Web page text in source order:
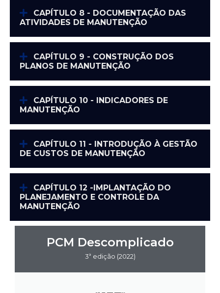
CAPÍTULO 8 - DOCUMENTAÇÃO DAS
ATIVIDADES DE MANUTENÇÃO
CAPÍTULO 9 - CONSTRUÇÃO DOS
PLANOS DE MANUTENÇÃO
CAPÍTULO 10 - INDICADORES DE
MANUTENÇÃO
CAPÍTULO 11 - INTRODUÇÃO À GESTÃO
DE CUSTOS DE MANUTENÇÃO
CAPÍTULO 12 -IMPLANTAÇÃO DO
PLANEJAMENTO E CONTROLE DA
MANUTENÇÃO
PCM Descomplicado
3ª edição (2022)